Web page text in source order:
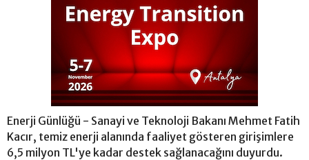
Enerji Günlüğü - Sanayi ve Teknoloji Bakanı Mehmet Fatih
Kacır, temiz enerji alanında faaliyet gösteren girişimlere
6,5 milyon TL'ye kadar destek sağlanacağını duyurdu.